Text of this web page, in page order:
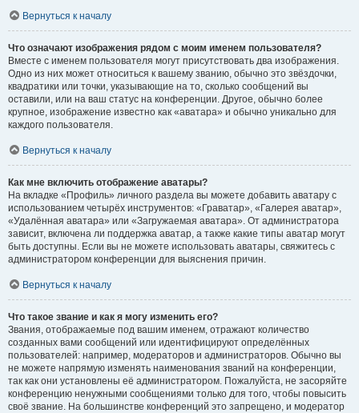
Вернуться к началу
Что означают изображения рядом с моим именем пользователя?
Вместе с именем пользователя могут присутствовать два изображения.
Одно из них может относиться к вашему званию, обычно это звёздочки,
квадратики или точки, указывающие на то, сколько сообщений вы
оставили, или на ваш статус на конференции. Другое, обычно более
крупное, изображение известно как «аватара» и обычно уникально для
каждого пользователя.
Вернуться к началу
Как мне включить отображение аватары?
На вкладке «Профиль» личного раздела вы можете добавить аватару с
использованием четырёх инструментов: «Граватар», «Галерея аватар»,
«Удалённая аватара» или «Загружаемая аватара». От администратора
зависит, включена ли поддержка аватар, а также какие типы аватар могут
быть доступны. Если вы не можете использовать аватары, свяжитесь с
администратором конференции для выяснения причин.
Вернуться к началу
Что такое звание и как я могу изменить его?
Звания, отображаемые под вашим именем, отражают количество
созданных вами сообщений или идентифицируют определённых
пользователей: например, модераторов и администраторов. Обычно вы
не можете напрямую изменять наименования званий на конференции,
так как они установлены её администратором. Пожалуйста, не засоряйте
конференцию ненужными сообщениями только для того, чтобы повысить
своё звание. На большинстве конференций это запрещено, и модератор